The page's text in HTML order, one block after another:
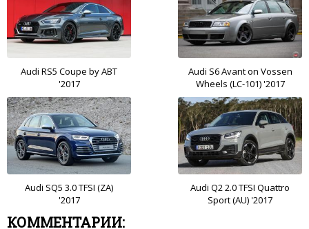
Audi RS5 Coupe by ABT
'2017
Audi S6 Avant on Vossen
Wheels (LC-101) '2017
Audi SQ5 3.0 TFSI (ZA)
'2017
Audi Q2 2.0 TFSI Quattro
Sport (AU) '2017
КОММЕНТАРИИ: